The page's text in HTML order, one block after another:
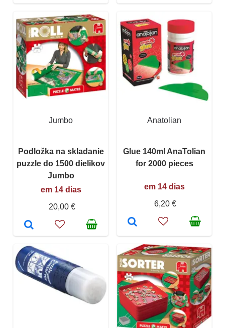
Jumbo
Podložka na skladanie
puzzle do 1500 dielikov
Jumbo
em 14 dias
20,00 €
Anatolian
Glue 140ml AnaTolian
for 2000 pieces
em 14 dias
6,20 €